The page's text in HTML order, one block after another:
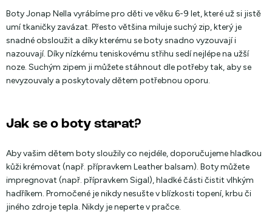
Boty Jonap Nella vyrábíme pro děti ve věku 6-9 let, které už si jistě
umí tkaničky zavázat. Přesto většina miluje suchý zip, který je
snadné obsloužit a díky kterému se boty snadno vyzouvají i
nazouvají. Díky nízkému teniskovému střihu sedí nejlépe na užší
noze. Suchým zipem ji můžete stáhnout dle potřeby tak, aby se
nevyzouvaly a poskytovaly dětem potřebnou oporu.
Jak se o boty starat?
Aby vašim dětem boty sloužily co nejdéle, doporučujeme hladkou
kůži krémovat (např. přípravkem Leather balsam). Boty můžete
impregnovat (např. přípravkem Sigal), hladké části čistit vlhkým
hadříkem. Promočené je nikdy nesušte v blízkosti topení, krbu či
jiného zdroje tepla. Nikdy je neperte v pračce.